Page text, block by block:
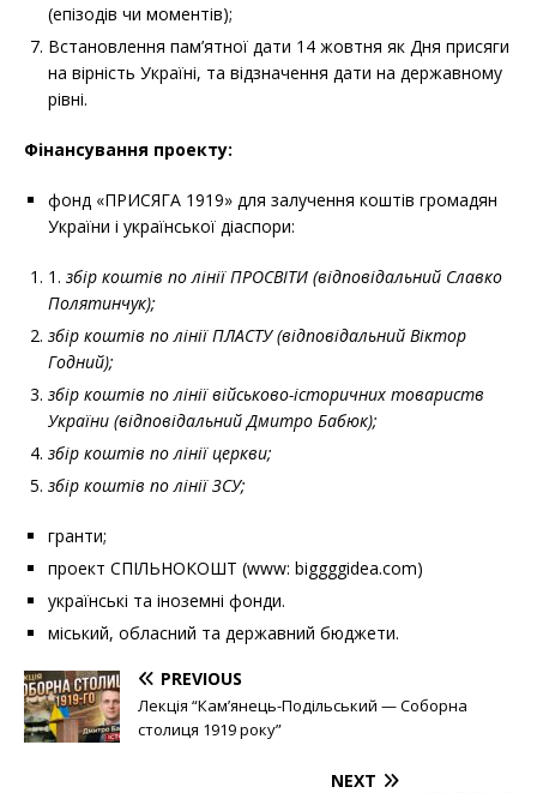
(епізодів чи моментів);
Встановлення пам’ятної дати 14 жовтня як Дня присяги
на вірність Україні, та відзначення дати на державному
рівні.
Фінансування проекту:
фонд «ПРИСЯГА 1919» для залучення коштів громадян
України і української діаспори:
1. збір коштів по лінії ПРОСВІТИ (відповідальний Славко
Полятинчук);
збір коштів по лінії ПЛАСТУ (відповідальний Віктор
Годний);
збір коштів по лінії військово-історичних товариств
України (відповідальний Дмитро Бабюк);
збір коштів по лінії церкви;
збір коштів по лінії ЗСУ;
гранти;
проект СПІЛЬНОКОШТ (www: biggggidea.com)
українські та іноземні фонди.
міський, обласний та державний бюджети.
PREVIOUS
Лекція “Кам’янець-Подільський — Соборна
столиця 1919 року”
NEXT